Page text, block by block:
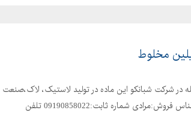
مخلوط
در شرکت شبانکو این ماده در تولید لاستیک، لاک،صنعت
چاپ و ... مورد استفاده قرار می گیرد. کارشناس فروش:مرادی شماره ثابت:09190858022 تلفن